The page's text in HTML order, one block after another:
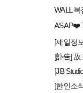
ASAP❤️
[訃告] 故